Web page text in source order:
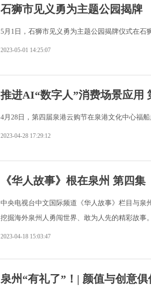
石狮市见义勇为主题公园揭牌
5月1日，石狮市见义勇为主题公园揭牌仪式在石
2023-05-01 14:25:07
推进AI“数字人”消费场景应用
4月28日，第四届泉港云购节在泉港文化中心福船
2023-04-28 17:29:12
《华人故事》根在泉州 第四集
中央电视台中文国际频道《华人故事》栏目与泉
挖掘海外泉州人勇闯世界、敢为人先的精彩故事。
2023-04-18 15:03:47
泉州“有礼了”！| 颜值与创意